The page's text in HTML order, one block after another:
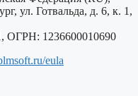
ул. Готвальда, д. 6, к. 1,
ОГРН: 1236600010690
eula